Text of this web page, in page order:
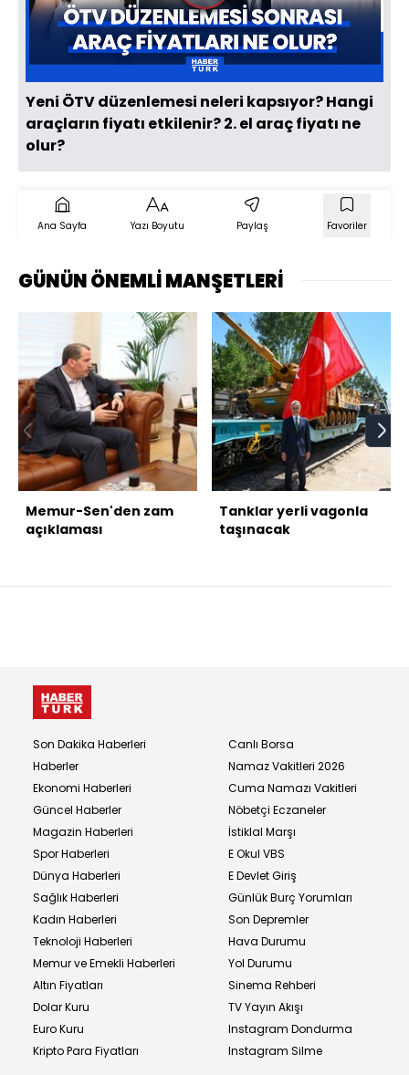
Oynat
Yeni ÖTV düzenlemesi neleri kapsıyor? Hangi
araçların fiyatı etkilenir? 2. el araç fiyatı ne
olur?
Ana Sayfa Yazı Boyutu Paylaş Favoriler
GÜNÜN ÖNEMLİ MANŞETLERİ
Memur-Sen'den zam
açıklaması
Tanklar yerli vagonla
taşınacak
Son Dakika Haberleri
Haberler
Ekonomi Haberleri
Güncel Haberler
Magazin Haberleri
Spor Haberleri
Dünya Haberleri
Sağlık Haberleri
Kadın Haberleri
Teknoloji Haberleri
Memur ve Emekli Haberleri
Altın Fiyatları
Dolar Kuru
Euro Kuru
Kripto Para Fiyatları
Canlı Borsa
Namaz Vakitleri 2026
Cuma Namazı Vakitleri
Nöbetçi Eczaneler
İstiklal Marşı
E Okul VBS
E Devlet Giriş
Günlük Burç Yorumları
Son Depremler
Hava Durumu
Yol Durumu
Sinema Rehberi
TV Yayın Akışı
Instagram Dondurma
Instagram Silme